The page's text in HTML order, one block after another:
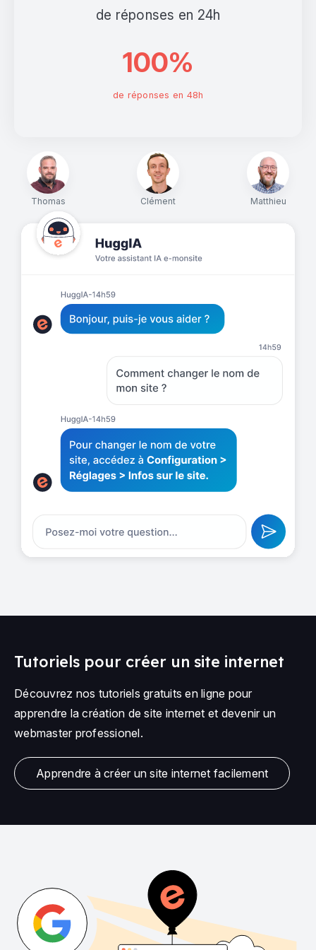
Thomas Clément Matthieu
de réponses en 24h
100%
de réponses en 48h
Tutoriels pour créer un site internet
Découvrez nos tutoriels gratuits en ligne pour
apprendre la création de site internet et devenir un
webmaster professionel.
Apprendre à créer un site internet facilement